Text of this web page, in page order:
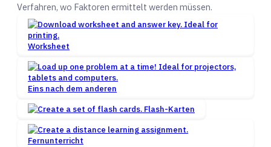
Verfahren, wo Faktoren ermittelt werden müssen.
Worksheet
Eins nach dem anderen
Flash-Karten
Fernunterricht